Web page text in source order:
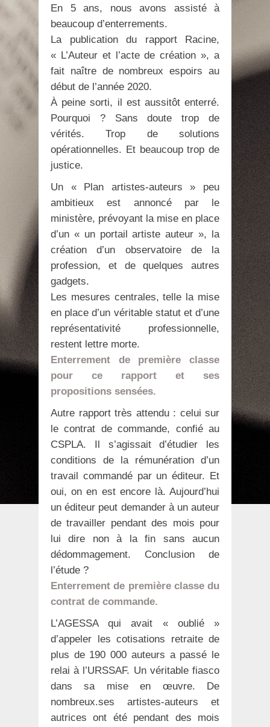
En 5 ans, nous avons assisté à
beaucoup d’enterrements.
La publication du rapport Racine,
« L’Auteur et l’acte de création », a
fait naître de nombreux espoirs au
début de l’année 2020.
À peine sorti, il est aussitôt enterré.
Pourquoi ? Sans doute trop de
vérités. Trop de solutions
opérationnelles. Et beaucoup trop de
justice.
Un « Plan artistes-auteurs » peu
ambitieux est annoncé par le
ministère, prévoyant la mise en place
d’un « un portail artiste auteur », la
création d’un observatoire de la
profession, et de quelques autres
gadgets.
Les mesures centrales, telle la mise
en place d’un véritable statut et d’une
représentativité professionnelle,
restent lettre morte.
Enterrement de première classe
pour ce rapport et ses
propositions sensées.
Autre rapport très attendu : celui sur
le contrat de commande, confié au
CSPLA. Il s’agissait d’étudier les
conditions de la rémunération d’un
travail commandé par un éditeur. Et
oui, on en est encore là. Aujourd’hui
un éditeur peut demander à un auteur
de travailler pendant des mois pour
lui dire non à la fin sans aucun
dédommagement. Conclusion de
l’étude ?
Enterrement de première classe du
contrat de commande.
L’AGESSA qui avait « oublié »
d’appeler les cotisations retraite de
plus de 190 000 auteurs a passé le
relai à l’URSSAF. Un véritable fiasco
dans sa mise en œuvre. De
nombreux.ses artistes-auteurs et
autrices ont été pendant des mois